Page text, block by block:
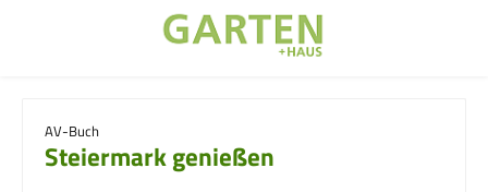
AV-Buch
Steiermark genießen